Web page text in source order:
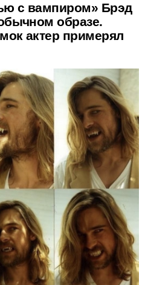
с вампиром» Брэд
образе.
актер примерял